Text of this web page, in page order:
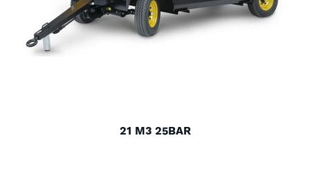
21 M3 25BAR